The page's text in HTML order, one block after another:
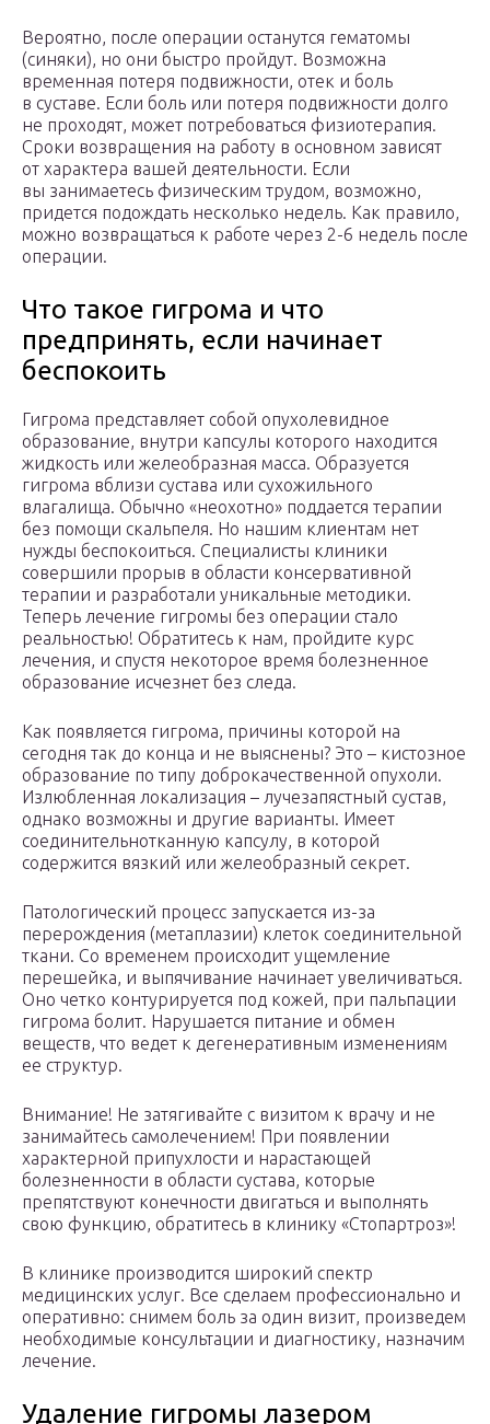
Вероятно, после операции останутся гематомы
(синяки), но они быстро пройдут. Возможна
временная потеря подвижности, отек и боль
в суставе. Если боль или потеря подвижности долго
не проходят, может потребоваться физиотерапия.
Сроки возвращения на работу в основном зависят
от характера вашей деятельности. Если
вы занимаетесь физическим трудом, возможно,
придется подождать несколько недель. Как правило,
можно возвращаться к работе через 2-6 недель после
операции.
Что такое гигрома и что
предпринять, если начинает
беспокоить
Гигрома представляет собой опухолевидное
образование, внутри капсулы которого находится
жидкость или желеобразная масса. Образуется
гигрома вблизи сустава или сухожильного
влагалища. Обычно «неохотно» поддается терапии
без помощи скальпеля. Но нашим клиентам нет
нужды беспокоиться. Специалисты клиники
совершили прорыв в области консервативной
терапии и разработали уникальные методики.
Теперь лечение гигромы без операции стало
реальностью! Обратитесь к нам, пройдите курс
лечения, и спустя некоторое время болезненное
образование исчезнет без следа.
Как появляется гигрома, причины которой на
сегодня так до конца и не выяснены? Это – кистозное
образование по типу доброкачественной опухоли.
Излюбленная локализация – лучезапястный сустав,
однако возможны и другие варианты. Имеет
соединительнотканную капсулу, в которой
содержится вязкий или желеобразный секрет.
Патологический процесс запускается из-за
перерождения (метаплазии) клеток соединительной
ткани. Со временем происходит ущемление
перешейка, и выпячивание начинает увеличиваться.
Оно четко контурируется под кожей, при пальпации
гигрома болит. Нарушается питание и обмен
веществ, что ведет к дегенеративным изменениям
ее структур.
Внимание! Не затягивайте с визитом к врачу и не
занимайтесь самолечением! При появлении
характерной припухлости и нарастающей
болезненности в области сустава, которые
препятствуют конечности двигаться и выполнять
свою функцию, обратитесь в клинику «Стопартроз»!
В клинике производится широкий спектр
медицинских услуг. Все сделаем профессионально и
оперативно: снимем боль за один визит, произведем
необходимые консультации и диагностику, назначим
лечение.
Удаление гигромы лазером